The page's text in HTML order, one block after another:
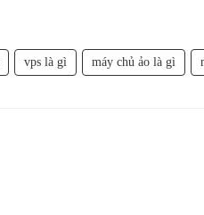
vps là gì máy chủ ảo là gì